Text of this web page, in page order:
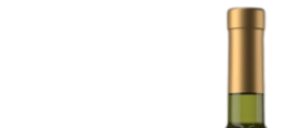
578 ден.